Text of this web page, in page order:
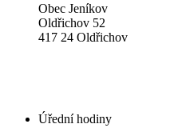
Obec Jeníkov
Oldřichov 52
417 24 Oldřichov
Úřední hodiny